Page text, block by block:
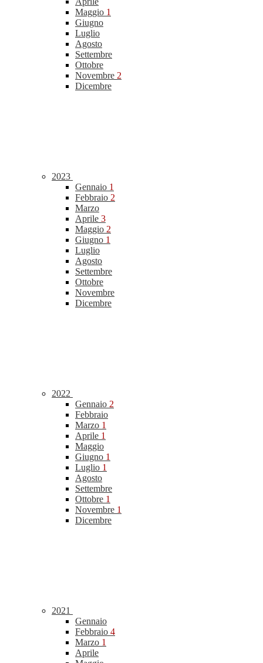
Maggio 1
Giugno
Luglio
Agosto
Settembre
Ottobre
Novembre 2
Dicembre
2023
Gennaio 1
Febbraio 2
Marzo
Aprile 3
Maggio 2
Giugno 1
Luglio
Agosto
Settembre
Ottobre
Novembre
Dicembre
2022
Gennaio 2
Febbraio
Marzo 1
Aprile 1
Maggio
Giugno 1
Luglio 1
Agosto
Settembre
Ottobre 1
Novembre 1
Dicembre
2021
Gennaio
Febbraio 4
Marzo 1
Aprile